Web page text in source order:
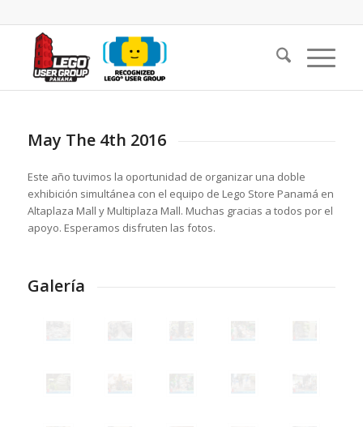
May The 4th 2016
Este año tuvimos la oportunidad de organizar una doble
exhibición simultánea con el equipo de Lego Store Panamá en
Altaplaza Mall y Multiplaza Mall. Muchas gracias a todos por el
apoyo. Esperamos disfruten las fotos.
Galería